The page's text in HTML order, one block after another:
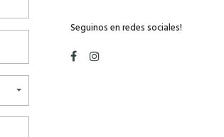
Seguinos en redes sociales!